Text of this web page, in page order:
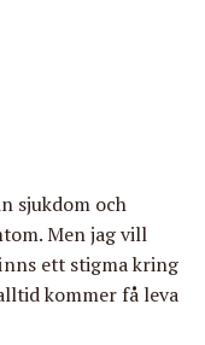
sjukdom och
Men jag vill
ett stigma kring
kommer få leva